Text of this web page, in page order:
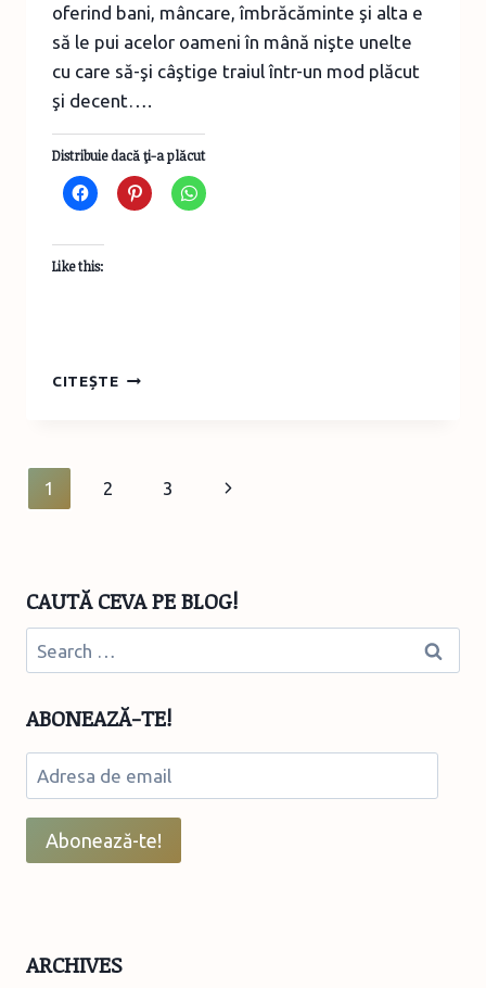
oferind bani, mâncare, îmbrăcăminte şi alta e
să le pui acelor oameni în mână nişte unelte
cu care să-şi câştige traiul într-un mod plăcut
şi decent….
Distribuie dacă ţi-a plăcut
Like this:
CITEȘTEPROIECTE
MAMAPAN
Page
1 2 3
Next
CAUTĂ CEVA PE BLOG!
Search
for:
ABONEAZĂ-TE!
Adresa
de
email
Abonează-te!
ARCHIVES